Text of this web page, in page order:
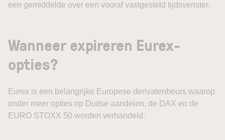
een gemiddelde over een vooraf vastgesteld tijdsvenster.
Wanneer expireren Eurex-
opties?
Eurex is een belangrijke Europese derivatenbeurs waarop
onder meer opties op Duitse aandelen, de DAX en de
EURO STOXX 50 worden verhandeld.